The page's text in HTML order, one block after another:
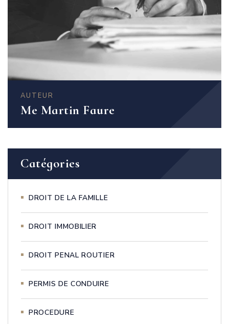
AUTEUR
Me Martin Faure
Catégories
DROIT DE LA FAMILLE
DROIT IMMOBILIER
DROIT PENAL ROUTIER
PERMIS DE CONDUIRE
PROCEDURE